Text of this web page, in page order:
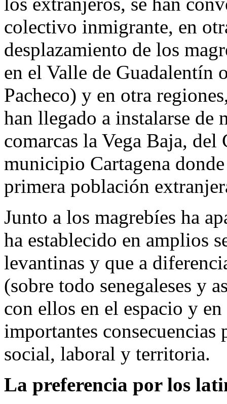
colectivo inmigrante, en
desplazamiento de los
en el Valle de Guadalentín
Pacheco) y en otra
han llegado a instalarse de
comarcas la Vega Baja,
municipio Cartagena
primera población
Junto a los magrebíes ha
ha establecido en amplios
levantinas y que a
(sobre todo senegaleses y
con ellos en el espacio y
importantes consecuencias
social, laboral y territoria.
La preferencia por los